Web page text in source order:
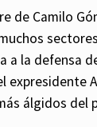
de Camilo
a la defensa
expresidente
álgidos del